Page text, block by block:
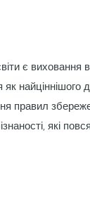
є виховання
правил
які